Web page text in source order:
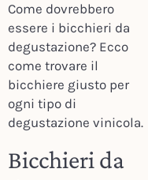
Come dovrebbero
essere i bicchieri da
degustazione? Ecco
come trovare il
bicchiere giusto per
ogni tipo di
degustazione vinicola.
Bicchieri da